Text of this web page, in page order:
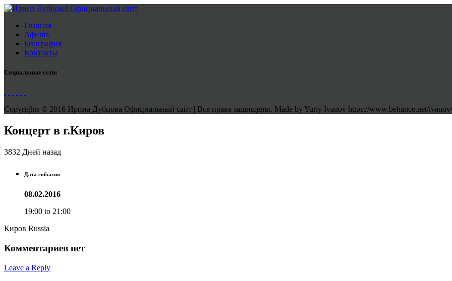
Главная
Афиша
Биография
Контакты
Социальные сети:
Copyrights © 2016 Ирина Дубцова Официальный сайт | Все права защищены. Made by Yuriy Ivanov https://www.behance.net/
Концерт в г.Киров
3832 Дней назад
Дата события
08.02.2016
19:00 to 21:00
Киров Russia
Комментариев нет
Leave a Reply